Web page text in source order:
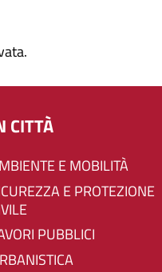
CITTÀ
AMBIENTE E MOBILITÀ
PUBBLICI
URBANISTICA